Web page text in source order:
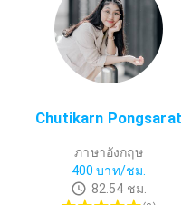
Chutikarn Pongsarat
ภาษาอังกฤษ
400 บาท/ชม.
82.54 ชม.